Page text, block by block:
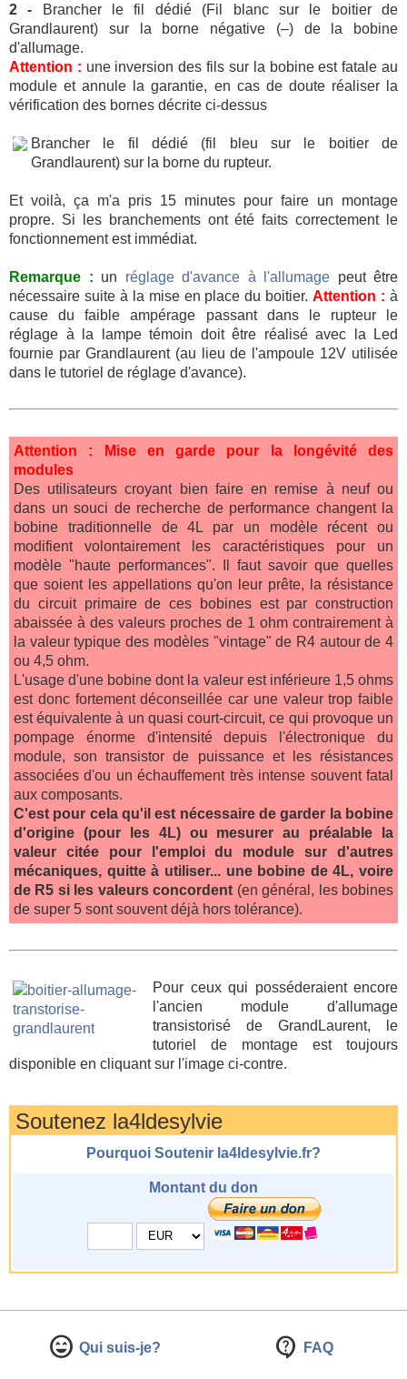
2 - Brancher le fil dédié (Fil blanc sur le boitier de
Grandlaurent) sur la borne négative (–) de la bobine
d'allumage.
Attention : une inversion des fils sur la bobine est fatale au
module et annule la garantie, en cas de doute réaliser la
vérification des bornes décrite ci-dessus
Brancher le fil dédié (fil bleu sur le boitier de
Grandlaurent) sur la borne du rupteur.
Et voilà, ça m'a pris 15 minutes pour faire un montage
propre. Si les branchements ont été faits correctement le
fonctionnement est immédiat.
Remarque : un réglage d'avance à l'allumage peut être
nécessaire suite à la mise en place du boitier.Attention : à
cause du faible ampérage passant dans le rupteur le
réglage à la lampe témoin doit être réalisé avec la Led
fournie par Grandlaurent (au lieu de l'ampoule 12V utilisée
dans le tutoriel de réglage d'avance).
Attention : Mise en garde pour la longévité des
modules
Des utilisateurs croyant bien faire en remise à neuf ou
dans un souci de recherche de performance changent la
bobine traditionnelle de 4L par un modèle récent ou
modifient volontairement les caractéristiques pour un
modèle "haute performances". Il faut savoir que quelles
que soient les appellations qu'on leur prête, la résistance
du circuit primaire de ces bobines est par construction
abaissée à des valeurs proches de 1 ohm contrairement à
la valeur typique des modèles "vintage" de R4 autour de 4
ou 4,5 ohm.
L'usage d'une bobine dont la valeur est inférieure 1,5 ohms
est donc fortement déconseillée car une valeur trop faible
est équivalente à un quasi court-circuit, ce qui provoque un
pompage énorme d'intensité depuis l'électronique du
module, son transistor de puissance et les résistances
associées d'ou un échauffement très intense souvent fatal
aux composants.
C'est pour cela qu'il est nécessaire de garder la bobine
d'origine (pour les 4L) ou mesurer au préalable la
valeur citée pour l'emploi du module sur d'autres
mécaniques, quitte à utiliser... une bobine de 4L, voire
de R5 si les valeurs concordent (en général, les bobines
de super 5 sont souvent déjà hors tolérance).
Pour ceux qui posséderaient encore
l'ancien module d'allumage
transistorisé de GrandLaurent, le
tutoriel de montage est toujours
disponible en cliquant sur l'image ci-contre.
Soutenez la4ldesylvie
Pourquoi Soutenir la4ldesylvie.fr?
Montant du don
Qui suis-je? FAQ